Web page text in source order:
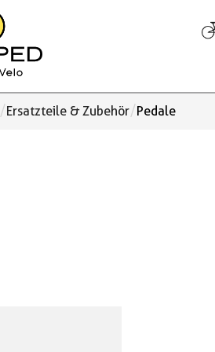
/Ersatzteile & Zubehör/Pedale